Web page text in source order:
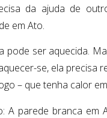
da ajuda de
em Ato.
pode ser aquecida.
se, ela precisa
– que tenha calor
A parede branca em